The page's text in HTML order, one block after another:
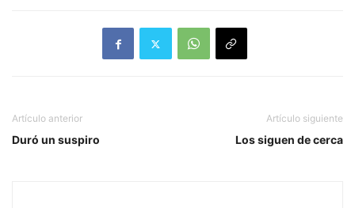
Artículo anterior
Duró un suspiro
Artículo siguiente
Los siguen de cerca